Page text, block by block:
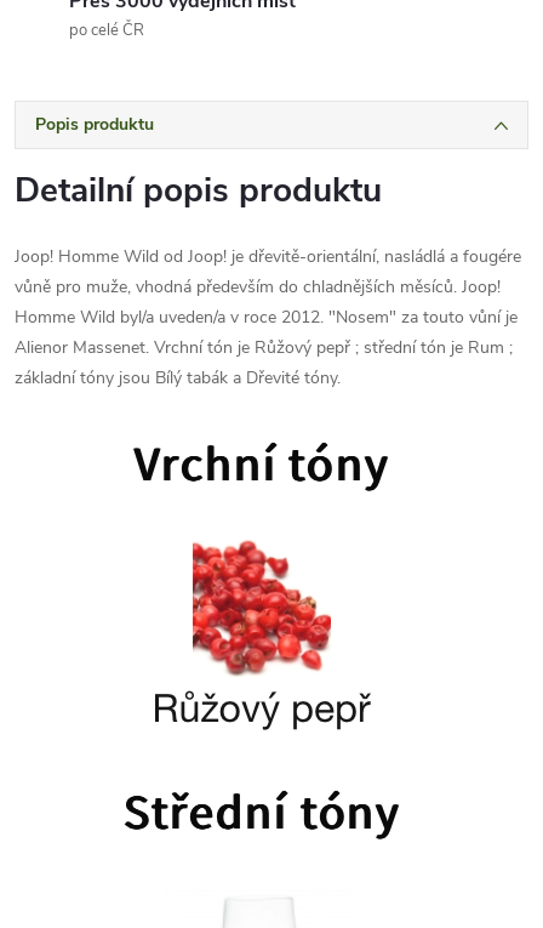
po celé ČR
Popis produktu
Detailní popis produktu
Joop! Homme Wild od Joop! je dřevitě-orientální, nasládlá a fougére
vůně pro muže, vhodná především do chladnějších měsíců. Joop!
Homme Wild byl/a uveden/a v roce 2012. "Nosem" za touto vůní je
Alienor Massenet. Vrchní tón je Růžový pepř ; střední tón je Rum ;
základní tóny jsou Bílý tabák a Dřevité tóny.